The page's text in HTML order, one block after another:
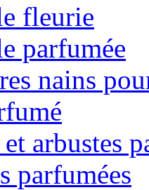
fleurie
parfumée
nains
arbustes
parfumées